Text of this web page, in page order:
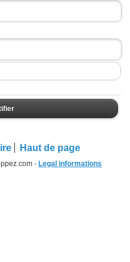
Haut de page
- Legal informations